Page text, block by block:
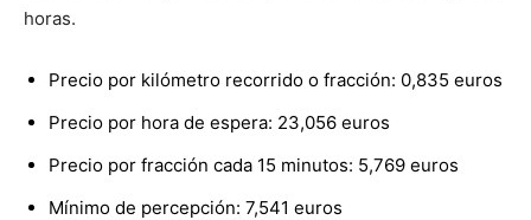
horas.
Precio por kilómetro recorrido o fracción: 0,835 euros
Precio por hora de espera: 23,056 euros
Precio por fracción cada 15 minutos: 5,769 euros
Mínimo de percepción: 7,541 euros